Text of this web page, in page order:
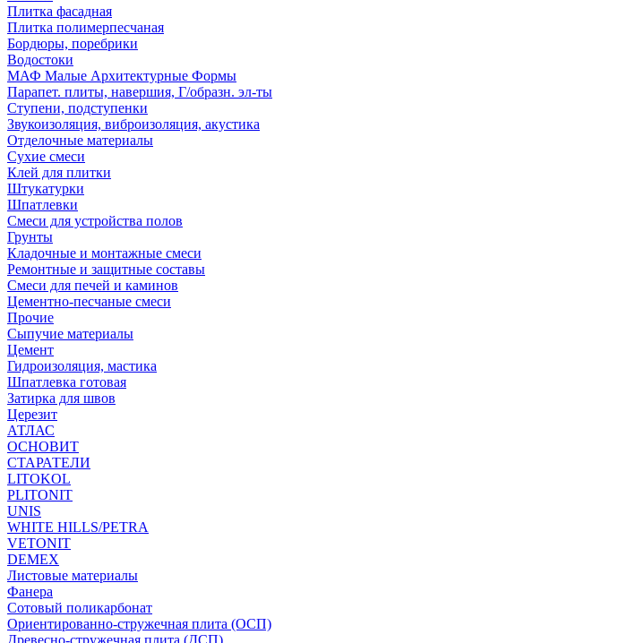
Плитка фасадная
Плитка полимерпесчаная
Бордюры, поребрики
Водостоки
МАФ Малые Архитектурные Формы
Парапет. плиты, навершия, Г/образн. эл-ты
Ступени, подступенки
Звукоизоляция, виброизоляция, акустика
Отделочные материалы
Сухие смеси
Клей для плитки
Штукатурки
Шпатлевки
Смеси для устройства полов
Грунты
Кладочные и монтажные смеси
Ремонтные и защитные составы
Смеси для печей и каминов
Цементно-песчаные смеси
Прочие
Сыпучие материалы
Цемент
Гидроизоляция, мастика
Шпатлевка готовая
Затирка для швов
Церезит
АТЛАС
ОСНОВИТ
СТАРАТЕЛИ
LITOKOL
PLITONIT
UNIS
WHITE HILLS/PETRA
VETONIT
DEMEX
Листовые материалы
Фанера
Сотовый поликарбонат
Ориентированно-стружечная плита (ОСП)
Древесно-стружечная плита (ДСП)